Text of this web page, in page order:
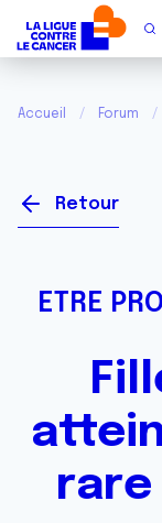
Accueil Forum
Retour
ETRE
rare